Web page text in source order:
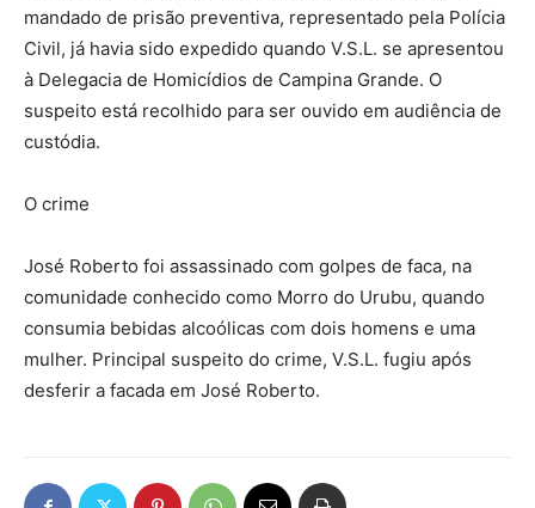
mandado de prisão preventiva, representado pela Polícia
Civil, já havia sido expedido quando V.S.L. se apresentou
à Delegacia de Homicídios de Campina Grande. O
suspeito está recolhido para ser ouvido em audiência de
custódia.
O crime
José Roberto foi assassinado com golpes de faca, na
comunidade conhecido como Morro do Urubu, quando
consumia bebidas alcoólicas com dois homens e uma
mulher. Principal suspeito do crime, V.S.L. fugiu após
desferir a facada em José Roberto.